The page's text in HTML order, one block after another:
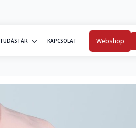
TUDÁSTÁR KAPCSOLAT Webshop